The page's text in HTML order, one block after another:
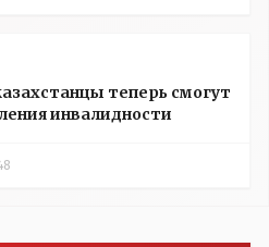
теперь смогут
инвалидности